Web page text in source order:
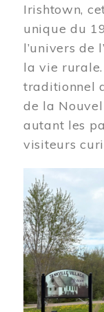
Irishtown,
unique du
l’univers de
la vie
traditionnel
de la
autant les
visiteurs
Image